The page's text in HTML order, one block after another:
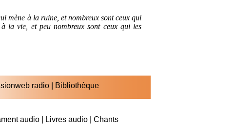
à la ruine, et nombreux sont ceux qui
la vie, et peu nombreux sont ceux qui les
radio Bibliothèque
audio Livres audio Chants